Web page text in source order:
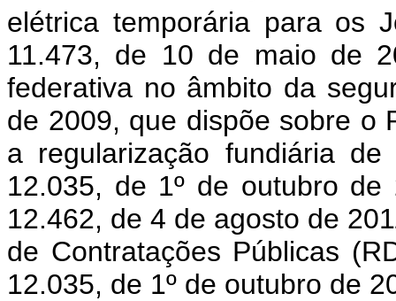
elétrica temporária para os
11.473, de 10 de maio de
federativa no âmbito da
de 2009, que dispõe sobre o
a regularização fundiária
12.035, de 1º de outubro
12.462, de 4 de agosto de
de Contratações Públicas
12.035, de 1º de outubro de